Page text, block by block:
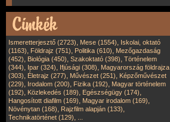
Ismeretterjesztő (2723), Mese (1554), Iskolai, oktató
(1163), Földrajz (751), Politika (610), Mezőgazdaság
(452), Biológia (450), Szakoktató (398), Történelem
(344), Ipar (324), Ifjúsági (308), Magyarország földrajza
(303), Életrajz (277), Művészet (251), Képzőművészet
(229), Irodalom (200), Fizika (192), Magyar történelem
(192), Közlekedés (189), Egészségügy (174),
Hangosított diafilm (169), Magyar irodalom (169),
Növénytan (168), Rajzfilm alapján (133),
Technikatörténet (129),